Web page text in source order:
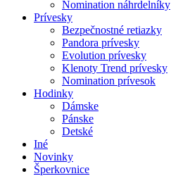
Nomination náhrdelníky
Prívesky
Bezpečnostné retiazky
Pandora prívesky
Evolution prívesky
Klenoty Trend prívesky
Nomination prívesok
Hodinky
Dámske
Pánske
Detské
Iné
Novinky
Šperkovnice